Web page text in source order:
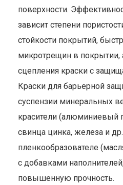
поверхности.
зависит степени
стойкости покрытий,
микротрещин в покрытии,
сцепления краски с
Краски для барьерной
суспензии минеральных
красители (алюминиевый
свинца цинка, железа и
пленкообразователе
с добавками
повышенную прочность.